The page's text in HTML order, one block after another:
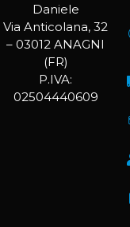
Daniele
Via Anticolana, 32
– 03012 ANAGNI
(FR)
P.IVA:
02504440609